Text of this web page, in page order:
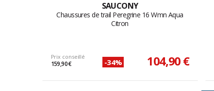
SAUCONY
Chaussures de trail Peregrine 16 Wmn Aqua
Citron
Prix conseillé
159,90 € -34% 104,90 €